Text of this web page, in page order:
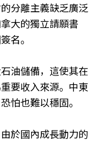
分離主義缺乏廣泛
大的獨立請願書
名。
油儲備，這使其在
要收入來源。中東
怕也難以穩固。
於國內成長動力的